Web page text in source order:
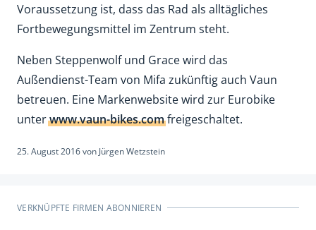
Voraussetzung ist, dass das Rad als alltägliches
Fortbewegungsmittel im Zentrum steht.
Neben Steppenwolf und Grace wird das
Außendienst-Team von Mifa zukünftig auch Vaun
betreuen. Eine Markenwebsite wird zur Eurobike
unterwww.vaun-bikes.comfreigeschaltet.
25. August 2016von Jürgen Wetzstein
VERKNÜPFTE FIRMEN ABONNIEREN